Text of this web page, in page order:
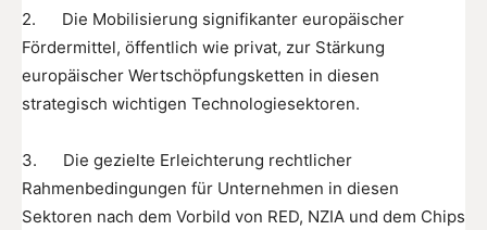
2. Die Mobilisierung signifikanter europäischer
Fördermittel, öffentlich wie privat, zur Stärkung
europäischer Wertschöpfungsketten in diesen
strategisch wichtigen Technologiesektoren.
3. Die gezielte Erleichterung rechtlicher
Rahmenbedingungen für Unternehmen in diesen
Sektoren nach dem Vorbild von RED, NZIA und dem Chips